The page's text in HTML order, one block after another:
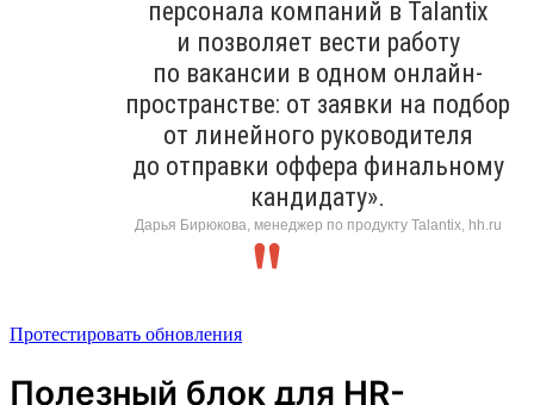
персонала компаний в Talantix
и позволяет вести работу
по вакансии в одном онлайн-
пространстве: от заявки на подбор
от линейного руководителя
до отправки оффера финальному
кандидату».
Дарья Бирюкова, менеджер по продукту Talantix, hh.ru
Протестировать обновления
Полезный блок для HR-